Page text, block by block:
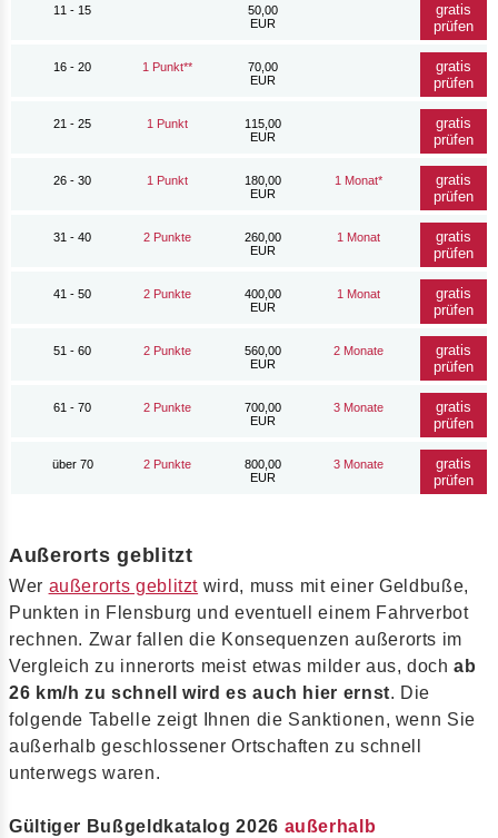
11 - 15
50,00
EUR
gratis
prüfen
16 - 20 1 Punkt**
70,00
EUR
gratis
prüfen
21 - 25 1 Punkt
115,00
EUR
gratis
prüfen
26 - 30 1 Punkt
180,00
EUR
1 Monat*
gratis
prüfen
31 - 40 2 Punkte
260,00
EUR
1 Monat
gratis
prüfen
41 - 50 2 Punkte
400,00
EUR
1 Monat
gratis
prüfen
51 - 60 2 Punkte
560,00
EUR
2 Monate
gratis
prüfen
61 - 70 2 Punkte
700,00
EUR
3 Monate
gratis
prüfen
über 70 2 Punkte
800,00
EUR
3 Monate
gratis
prüfen
Außerorts geblitzt
Wer außerorts geblitzt wird, muss mit einer Geldbuße,
Punkten in Flensburg und eventuell einem Fahrverbot
rechnen. Zwar fallen die Konsequenzen außerorts im
Vergleich zu innerorts meist etwas milder aus, dochab
26 km/h zu schnell wird es auch hier ernst. Die
folgende Tabelle zeigt Ihnen die Sanktionen, wenn Sie
außerhalb geschlossener Ortschaften zu schnell
unterwegs waren.
Gültiger Bußgeldkatalog 2026 außerhalb